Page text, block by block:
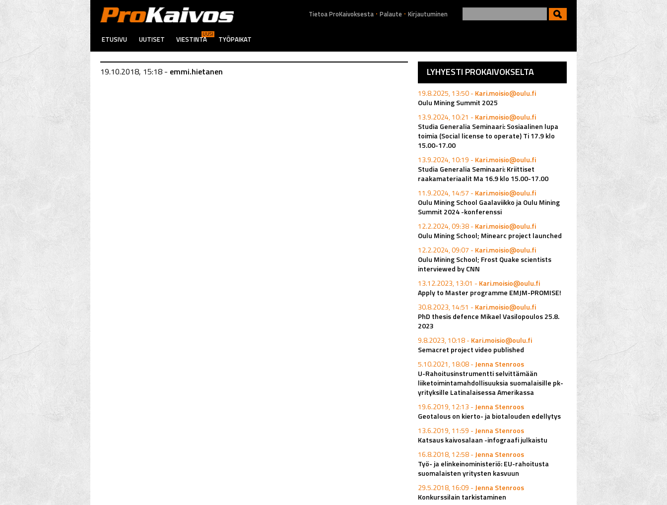
Tietoa ProKaivoksesta . Palaute . Kirjautuminen
ETUSIVU UUTISET VIESTINTÄ
UUSI
TYÖPAIKAT
19.10.2018, 15:18 - emmi.hietanen LYHYESTI PROKAIVOKSELTA
19.8.2025, 13:50 -Kari.moisio@oulu.fi
Oulu Mining Summit 2025
13.9.2024, 10:21 -Kari.moisio@oulu.fi
Studia Generalia Seminaari: Sosiaalinen lupa
toimia (Social license to operate) Ti 17.9 klo
15.00-17.00
13.9.2024, 10:19 -Kari.moisio@oulu.fi
Studia Generalia Seminaari: Kriittiset
raakamateriaalit Ma 16.9 klo 15.00-17.00
11.9.2024, 14:57 -Kari.moisio@oulu.fi
Oulu Mining School Gaalaviikko ja Oulu Mining
Summit 2024 -konferenssi
12.2.2024, 09:38 -Kari.moisio@oulu.fi
Oulu Mining School; Minearc project launched
12.2.2024, 09:07 -Kari.moisio@oulu.fi
Oulu Mining School; Frost Quake scientists
interviewed by CNN
13.12.2023, 13:01 -Kari.moisio@oulu.fi
Apply to Master programme EMJM-PROMISE!
30.8.2023, 14:51 -Kari.moisio@oulu.fi
PhD thesis defence Mikael Vasilopoulos 25.8.
2023
9.8.2023, 10:18 -Kari.moisio@oulu.fi
Semacret project video published
5.10.2021, 18:08 -Jenna Stenroos
U-Rahoitusinstrumentti selvittämään
liiketoimintamahdollisuuksia suomalaisille pk-
yrityksille Latinalaisessa Amerikassa
19.6.2019, 12:13 -Jenna Stenroos
Geotalous on kierto- ja biotalouden edellytys
13.6.2019, 11:59 -Jenna Stenroos
Katsaus kaivosalaan -infograafi julkaistu
16.8.2018, 12:58 -Jenna Stenroos
Työ- ja elinkeinoministeriö: EU-rahoitusta
suomalaisten yritysten kasvuun
29.5.2018, 16:09 -Jenna Stenroos
Konkurssilain tarkistaminen